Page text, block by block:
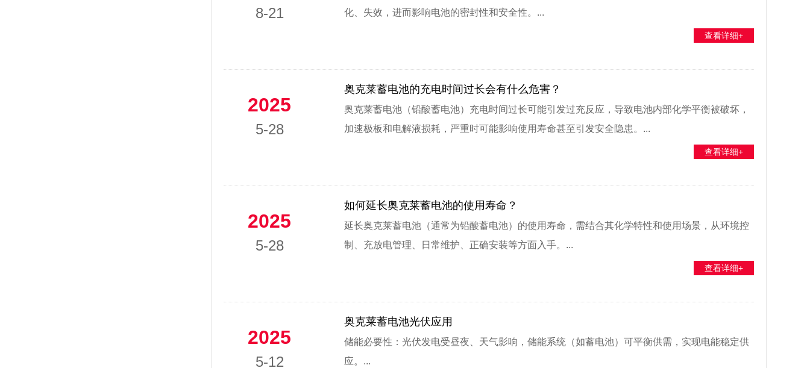
8-21
化、失效，进而影响电池的密封性和安全性。...
查看详细+
2025
5-28
奥克莱蓄电池的充电时间过长会有什么危害？
奥克莱蓄电池（铅酸蓄电池）充电时间过长可能引发过充反应，导致电池内部化学平衡被破坏，
加速极板和电解液损耗，严重时可能影响使用寿命甚至引发安全隐患。...
查看详细+
2025
5-28
如何延长奥克莱蓄电池的使用寿命？
延长奥克莱蓄电池（通常为铅酸蓄电池）的使用寿命，需结合其化学特性和使用场景，从环境控
制、充放电管理、日常维护、正确安装等方面入手。...
查看详细+
2025
5-12
奥克莱蓄电池光伏应用
储能必要性：光伏发电受昼夜、天气影响，储能系统（如蓄电池）可平衡供需，实现电能稳定供
应。...